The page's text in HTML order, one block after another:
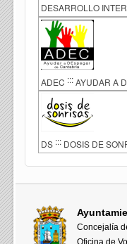
DESARROLLO
ADEC ::: AYUDAR A
DS ::: DOSIS DE
Concejalía
Oficina de